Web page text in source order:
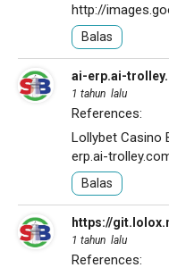
http://
Balas
ai-erp.ai-
1 tahun lalu
References:
Lollybet Casino
erp.ai-
Balas
https://
1 tahun lalu
References: